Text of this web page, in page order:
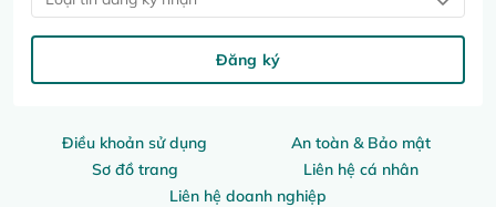
Điều khoản sử dụng
An toàn & Bảo mật
Sơ đồ trang
Liên hệ cá nhân
Liên hệ doanh nghiệp
Đăng ký